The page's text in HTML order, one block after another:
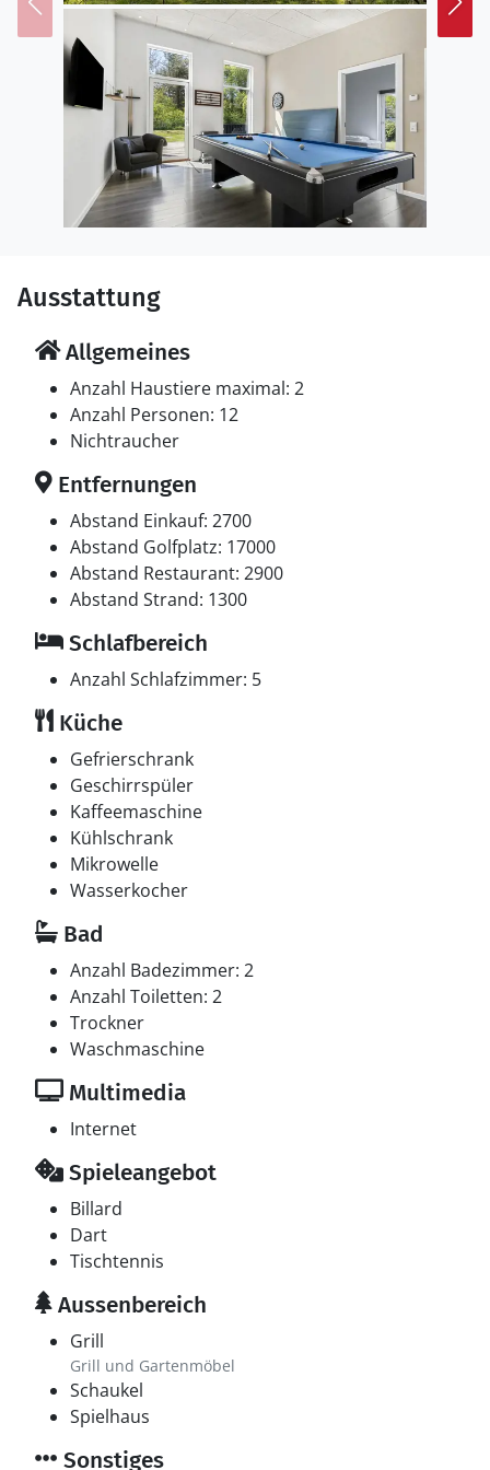
Ausstattung
Allgemeines
Anzahl Haustiere maximal: 2
Anzahl Personen: 12
Nichtraucher
Entfernungen
Abstand Einkauf: 2700
Abstand Golfplatz: 17000
Abstand Restaurant: 2900
Abstand Strand: 1300
Schlafbereich
Anzahl Schlafzimmer: 5
Küche
Gefrierschrank
Geschirrspüler
Kaffeemaschine
Kühlschrank
Mikrowelle
Wasserkocher
Bad
Anzahl Badezimmer: 2
Anzahl Toiletten: 2
Trockner
Waschmaschine
Multimedia
Internet
Spieleangebot
Billard
Dart
Tischtennis
Aussenbereich
Grill
Grill und Gartenmöbel
Schaukel
Spielhaus
Sonstiges